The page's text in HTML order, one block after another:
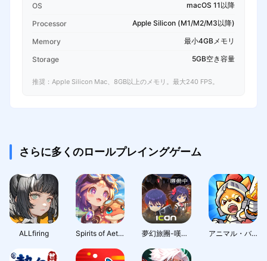
OS macOS 11以降
Processor Apple Silicon (M1/M2/M3以降)
Memory 最小4GBメモリ
Storage 5GB空き容量
推奨：Apple Silicon Mac、8GB以上のメモリ。最大240 FPS。
さらに多くのロールプレイングゲーム
ALLfiring Spirits of Aetheria 夢幻旅團-嘆氣的亡靈想隱退聯動 アニマル・バスターズ